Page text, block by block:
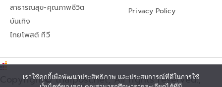
สาธารณสุข-คุณภาพชีวิต
บันเทิง
ไทยโพสต์ ทีวี
Privacy Policy
Copyright© thaipost.net, All rights reserved.,
เราใช้คุกกี้เพื่อพัฒนาประสิทธิภาพ และประสบการณ์ที่ดีในการใช้